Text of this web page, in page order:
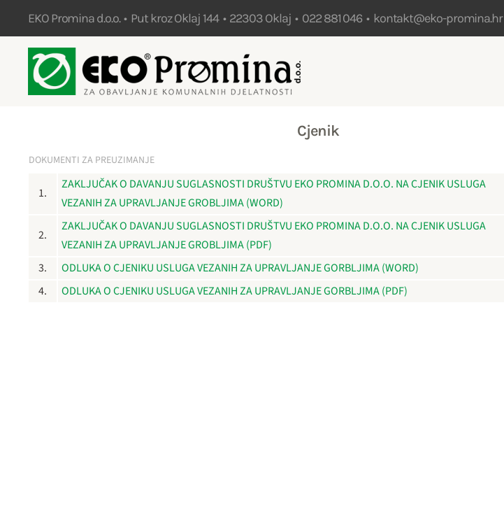
Skip to main content
EKO Promina d.o.o. • Put kroz Oklaj 144 • 22303 Oklaj • 022 881 046 • kontakt@eko-promina.hr
Cjenik
DOKUMENTI ZA PREUZIMANJE
1.
ZAKLJUČAK O DAVANJU SUGLASNOSTI DRUŠTVU EKO PROMINA D.O.O. NA CJENIK USLUGA
VEZANIH ZA UPRAVLJANJE GROBLJIMA (WORD)
2.
ZAKLJUČAK O DAVANJU SUGLASNOSTI DRUŠTVU EKO PROMINA D.O.O. NA CJENIK USLUGA
VEZANIH ZA UPRAVLJANJE GROBLJIMA (PDF)
3. ODLUKA O CJENIKU USLUGA VEZANIH ZA UPRAVLJANJE GORBLJIMA (WORD)
4.
ODLUKA O CJENIKU USLUGA VEZANIH ZA UPRAVLJANJE GORBLJIMA (PDF)